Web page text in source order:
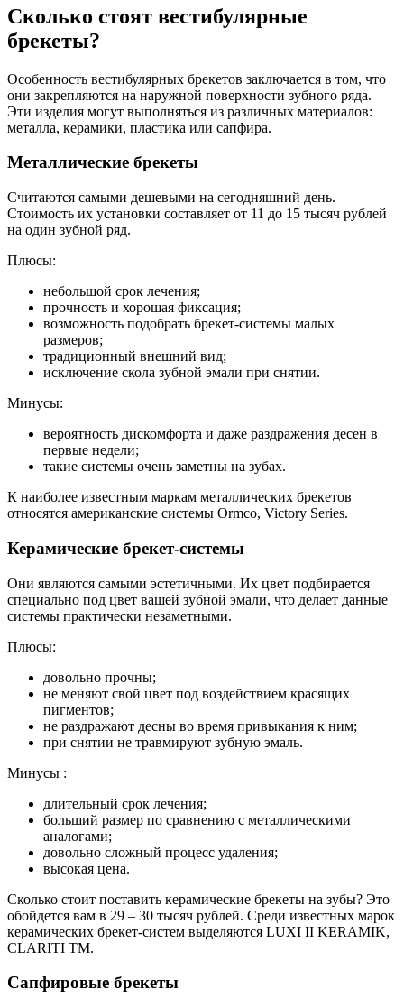
Сколько стоят вестибулярные
брекеты?
Особенность вестибулярных брекетов заключается в том, что
они закрепляются на наружной поверхности зубного ряда.
Эти изделия могут выполняться из различных материалов:
металла, керамики, пластика или сапфира.
Металлические брекеты
Считаются самыми дешевыми на сегодняшний день.
Стоимость их установки составляет от 11 до 15 тысяч рублей
на один зубной ряд.
Плюсы:
небольшой срок лечения;
прочность и хорошая фиксация;
возможность подобрать брекет-системы малых
размеров;
традиционный внешний вид;
исключение скола зубной эмали при снятии.
Минусы:
вероятность дискомфорта и даже раздражения десен в
первые недели;
такие системы очень заметны на зубах.
К наиболее известным маркам металлических брекетов
относятся американские системы Ormco, Victory Series.
Керамические брекет-системы
Они являются самыми эстетичными. Их цвет подбирается
специально под цвет вашей зубной эмали, что делает данные
системы практически незаметными.
Плюсы:
довольно прочны;
не меняют свой цвет под воздействием красящих
пигментов;
не раздражают десны во время привыкания к ним;
при снятии не травмируют зубную эмаль.
Минусы :
длительный срок лечения;
больший размер по сравнению с металлическими
аналогами;
довольно сложный процесс удаления;
высокая цена.
Сколько стоит поставить керамические брекеты на зубы? Это
обойдется вам в 29 – 30 тысяч рублей. Среди известных марок
керамических брекет-систем выделяются LUXI II KERAMIK,
CLARITI TM.
Сапфировые брекеты